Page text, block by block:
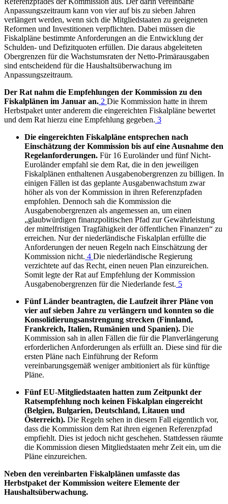
Anpassungszeitraum kann von vier auf bis zu sieben Jahren
verlängert werden, wenn sich die Mitgliedstaaten zu geeigneten
Reformen und Investitionen verpflichten. Dabei müssen die
Fiskalpläne bestimmte Anforderungen an die Entwicklung der
Schulden- und Defizitquoten erfüllen. Die daraus abgeleiteten
Obergrenzen für die Wachstumsraten der Netto-Primärausgaben
sind entscheidend für die Haushaltsüberwachung im
Anpassungszeitraum.
Der Rat nahm die Empfehlungen der Kommission zu den
Fiskalplänen im Januar an. 2 Die Kommission hatte in ihrem
Herbstpaket unter anderem die eingereichten Fiskalpläne bewertet
und dem Rat hierzu eine Empfehlung gegeben. 3
Die eingereichten Fiskalpläne entsprechen nach
Einschätzung der Kommission bis auf eine Ausnahme den
Regelanforderungen. Für 16 Euroländer und fünf Nicht-
Euroländer empfahl sie dem Rat, die in den jeweiligen
Fiskalplänen enthaltenen Ausgabenobergrenzen zu billigen. In
einigen Fällen ist das geplante Ausgabenwachstum zwar
höher als von der Kommission in ihren Referenzpfaden
empfohlen. Dennoch sah die Kommission die
Ausgabenobergrenzen als angemessen an, um einen
„glaubwürdigen finanzpolitischen Pfad zur Gewährleistung
der mittelfristigen Tragfähigkeit der öffentlichen Finanzen“ zu
erreichen. Nur der niederländische Fiskalplan erfüllte die
Anforderungen der neuen Regeln nach Einschätzung der
Kommission nicht. 4 Die niederländische Regierung
verzichtete auf das Recht, einen neuen Plan einzureichen.
Somit legte der Rat auf Empfehlung der Kommission
Ausgabenobergrenzen für die Niederlande fest. 5
Fünf Länder beantragten, die Laufzeit ihrer Pläne von
vier auf sieben Jahre zu verlängern und konnten so die
Konsolidierungsanstrengung strecken (Finnland,
Frankreich, Italien, Rumänien und Spanien). Die
Kommission sah in allen Fällen die für die Planverlängerung
erforderlichen Anforderungen als erfüllt an. Diese sind für die
ersten Pläne nach Einführung der Reform
vereinbarungsgemäß weniger ambitioniert als für künftige
Pläne.
FünfEU-Mitgliedstaaten hatten zum Zeitpunkt der
Ratsempfehlung noch keinen Fiskalplan eingereicht
(Belgien, Bulgarien, Deutschland, Litauen und
Österreich). Die Regeln sehen in diesem Fall eigentlich vor,
dass die Kommission dem Rat ihren eigenen Referenzpfad
empfiehlt. Dies ist jedoch nicht geschehen. Stattdessen räumte
die Kommission diesen Mitgliedstaaten mehr Zeit ein, um die
Pläne einzureichen.
Neben den vereinbarten Fiskalplänen umfasste das
Herbstpaket der Kommission weitere Elemente der
Haushaltsüberwachung.